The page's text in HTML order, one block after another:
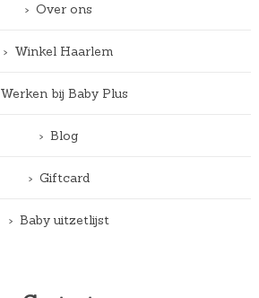
Over ons
Winkel Haarlem
Werken bij Baby Plus
Blog
Giftcard
Baby uitzetlijst